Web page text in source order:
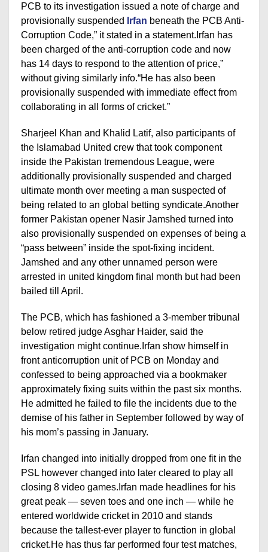
PCB to its investigation issued a note of charge and
provisionally suspended
Irfan beneath the PCB Anti-
Corruption Code,” it stated in a statement.Irfan has
been charged of the anti-corruption code and now
has 14 days to respond to the attention of price,”
without giving similarly info.“He has also been
provisionally suspended with immediate effect from
collaborating in all forms of cricket.”
Sharjeel Khan and Khalid Latif, also participants of
the Islamabad United crew that took component
inside the Pakistan tremendous League, were
additionally provisionally suspended and charged
ultimate month over meeting a man suspected of
being related to an global betting syndicate.Another
former Pakistan opener Nasir Jamshed turned into
also provisionally suspended on expenses of being a
“pass between” inside the spot-fixing incident.
Jamshed and any other unnamed person were
arrested in united kingdom final month but had been
bailed till April.
The PCB, which has fashioned a 3-member tribunal
below retired judge Asghar Haider, said the
investigation might continue.Irfan show himself in
front anticorruption unit of PCB on Monday and
confessed to being approached via a bookmaker
approximately fixing suits within the past six months.
He admitted he failed to file the incidents due to the
demise of his father in September followed by way of
his mom’s passing in January.
Irfan changed into initially dropped from one fit in the
PSL however changed into later cleared to play all
closing 8 video games.Irfan made headlines for his
great peak — seven toes and one inch — while he
entered worldwide cricket in 2010 and stands
because the tallest-ever player to function in global
cricket.He has thus far performed four test matches,